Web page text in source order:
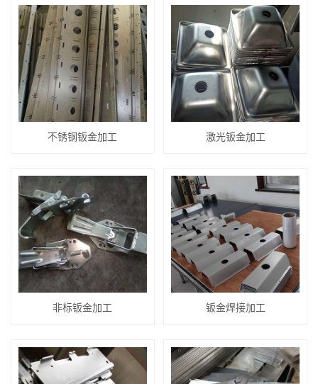
不锈钢钣金加工 激光钣金加工
非标钣金加工 钣金焊接加工